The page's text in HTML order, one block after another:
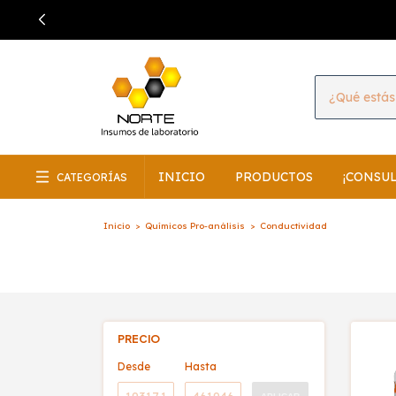
CATEGORÍAS INICIO PRODUCTOS
Inicio > Químicos Pro-análisis > Conductividad
PRECIO
Desde Hasta